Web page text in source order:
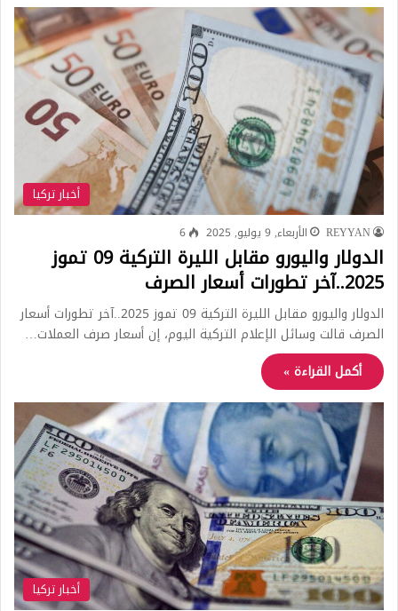
أخبار تركيا
REYYAN الأربعاء, 9 يوليو, 2025 6
الدولار واليورو مقابل الليرة التركية 09 تموز
2025..آخر تطورات أسعار الصرف
الدولار واليورو مقابل الليرة التركية 09 تموز 2025..آخر تطورات أسعار
الصرف قالت وسائل الإعلام التركية اليوم، إن أسعار صرف العملات…
أكمل القراءة »
أخبار تركيا